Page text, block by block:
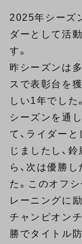
2025年シーズ
ダーとして活
す。
昨シーズンは
スで表彰台を
しい1年でした。
シーズンを通
て、ライダー
じましたし、
ら、次は優勝
た。このオフ
レーニングに
チャンピオン
勝でタイトル